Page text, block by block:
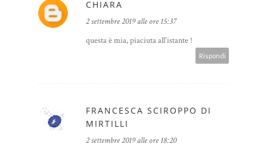
CHIARA
2 settembre 2019 alle ore 15:37
questa è mia, piaciuta all'istante !
Rispondi
FRANCESCA SCIROPPO DI
MIRTILLI
2 settembre 2019 alle ore 18:20